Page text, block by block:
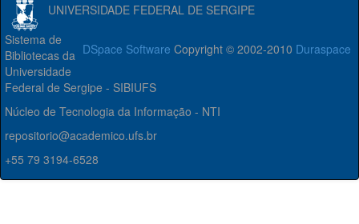
UNIVERSIDADE FEDERAL DE SERGIPE
DSpace Software Copyright © 2002-2010 Duraspace
Sistema de
Bibliotecas da
Universidade
Federal de Sergipe - SIBIUFS
Núcleo de Tecnologia da Informação - NTI
repositorio@academico.ufs.br
+55 79 3194-6528